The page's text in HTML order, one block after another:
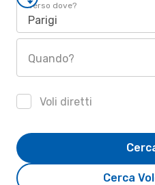
Verso dove?
Parigi
Quando?
Voli diretti
Cerca